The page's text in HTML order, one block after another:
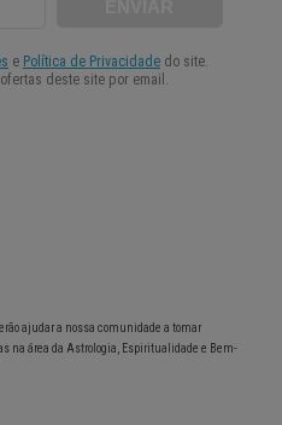
ajudar a nossa comunidade a tomar
na área da Astrologia, Espiritualidade e Bem-